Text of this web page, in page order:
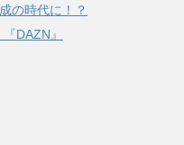
の時代に！？
DAZN』